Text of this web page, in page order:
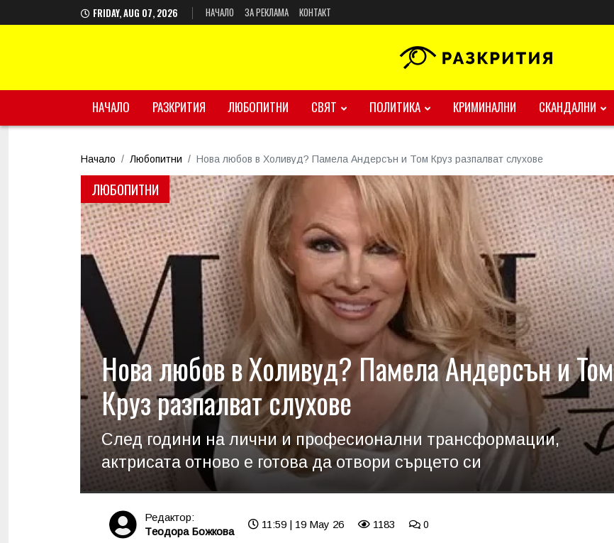
FRIDAY, AUG 07, 2026 НАЧАЛО ЗА РЕКЛАМА КОНТАКТ
НАЧАЛО РАЗКРИТИЯ ЛЮБОПИТНИ СВЯТ ПОЛИТИКА КРИМИНАЛНИ СКАНДАЛНИ
Начало Любопитни Нова любов в Холивуд? Памела Андерсън и Том Круз разпалват слухове
ЛЮБОПИТНИ
Нова любов в Холивуд? Памела Андерсън и Том
Круз разпалват слухове
След години на лични и професионални трансформации,
актрисата отново е готова да отвори сърцето си
Редактор:
Tеодора Божкова
11:59 | 19 May 26 1183 0